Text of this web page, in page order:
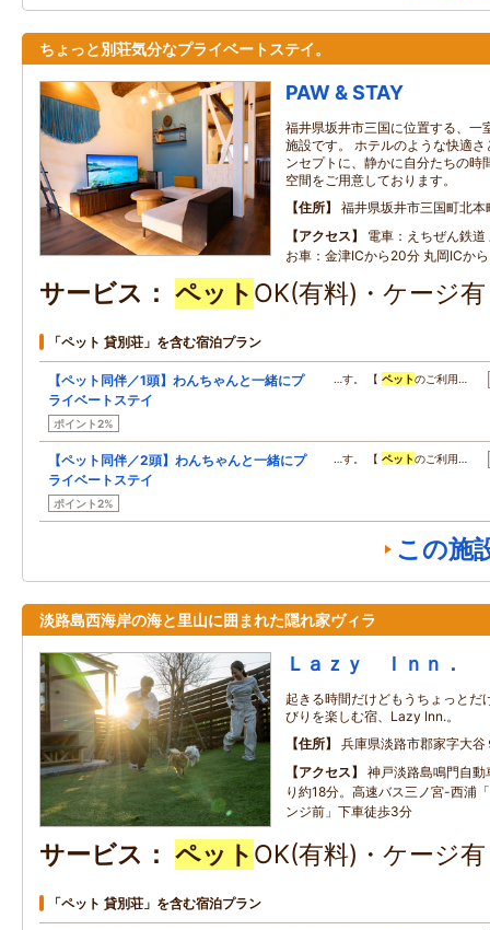
ちょっと別荘気分なプライベートステイ。
PAW & STAY
福井県坂井市三国に位置する、一
施設です。 ホテルのような快適
ンセプトに、静かに自分たちの時
空間をご用意しております。
住所
福井県坂井市三国町北
アクセス
電車：えちぜん鉄
お車：金津ICから20分 丸岡ICか
サービス ペット OK(有料)・ケージ
「ペット 貸別荘」を含む宿泊プラン
【ペット同伴／1頭】わんちゃんと一緒にプ
ライベートステイ
ポイント2%
…す。 【 ペットのご利用…
【ペット同伴／2頭】わんちゃんと一緒にプ
ライベートステイ
ポイント2%
…す。 【 ペットのご利用…
この施
淡路島西海岸の海と里山に囲まれた隠れ家ヴィラ
Ｌａｚｙ Ｉｎｎ．
起きる時間だけどもうちょっとだ
びりを楽しむ宿、Lazy Inn.。
住所
兵庫県淡路市郡家字大谷
アクセス
神戸淡路島鳴門自
り約18分。高速バス三ノ宮-西浦
ンジ前」下車徒歩3分
サービス ペット OK(有料)・ケージ
「ペット 貸別荘」を含む宿泊プラン